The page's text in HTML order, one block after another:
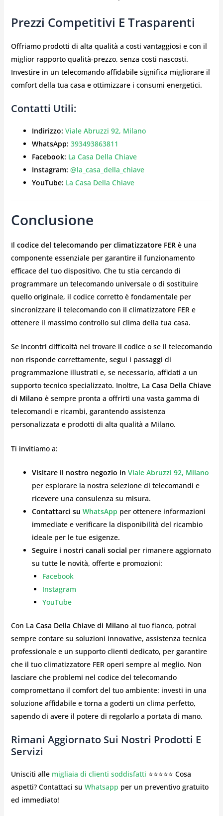
Prezzi Competitivi E Trasparenti
Offriamo prodotti di alta qualità a costi vantaggiosi e con il
miglior rapporto qualità-prezzo, senza costi nascosti.
Investire in un telecomando affidabile significa migliorare il
comfort della tua casa e ottimizzare i consumi energetici.
Contatti Utili:
Indirizzo: Viale Abruzzi 92, Milano
WhatsApp: 393493863811
Facebook: La Casa Della Chiave
Instagram: @la_casa_della_chiave
YouTube: La Casa Della Chiave
Conclusione
Il codice del telecomando per climatizzatore FERè una
componente essenziale per garantire il funzionamento
efficace del tuo dispositivo. Che tu stia cercando di
programmare un telecomando universale o di sostituire
quello originale, il codice corretto è fondamentale per
sincronizzare il telecomando con il climatizzatore FER e
ottenere il massimo controllo sul clima della tua casa.
Se incontri difficoltà nel trovare il codice o se il telecomando
non risponde correttamente, segui i passaggi di
programmazione illustrati e, se necessario, affidati a un
supporto tecnico specializzato. Inoltre, La Casa Della Chiave
di Milano è sempre pronta a offrirti una vasta gamma di
telecomandi e ricambi, garantendo assistenza
personalizzata e prodotti di alta qualità a Milano.
Ti invitiamo a:
Visitare il nostro negozio in Viale Abruzzi 92, Milano
per esplorare la nostra selezione di telecomandi e
ricevere una consulenza su misura.
Contattarci su WhatsApp per ottenere informazioni
immediate e verificare la disponibilità del ricambio
ideale per le tue esigenze.
Seguire i nostri canali social per rimanere aggiornato
su tutte le novità, offerte e promozioni:
Facebook
Instagram
YouTube
Con La Casa Della Chiave di Milano al tuo fianco, potrai
sempre contare su soluzioni innovative, assistenza tecnica
professionale e un supporto clienti dedicato, per garantire
che il tuo climatizzatore FER operi sempre al meglio. Non
lasciare che problemi nel codice del telecomando
compromettano il comfort del tuo ambiente: investi in una
soluzione affidabile e torna a goderti un clima perfetto,
sapendo di avere il potere di regolarlo a portata di mano.
Rimani Aggiornato Sui Nostri Prodotti E
Servizi
Unisciti alle migliaia di clienti soddisfatti ⭐⭐⭐⭐⭐ Cosa
aspetti? Contattaci su Whatsapp per un preventivo gratuito
ed immediato!